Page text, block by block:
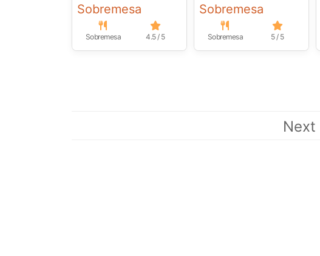
Sobremesa
Sobremesa 4.5 / 5
Sobremesa
Sobremesa 5 / 5
Next